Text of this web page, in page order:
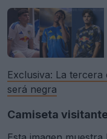
Exclusiva: La tercera
será negra
Camiseta